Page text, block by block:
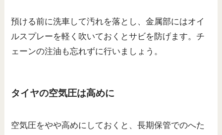
預ける前に洗車して汚れを落とし、金属部にはオイ
ルスプレーを軽く吹いておくとサビを防げます。チ
ェーンの注油も忘れずに行いましょう。
タイヤの空気圧は高めに
空気圧をやや高めにしておくと、長期保管でのへた